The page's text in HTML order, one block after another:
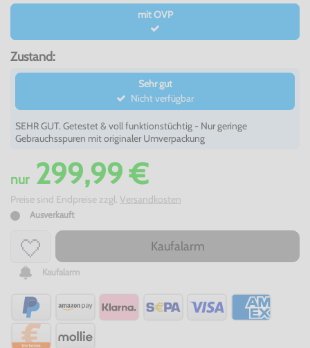
mit OVP
Zustand:
Sehr gut
Nicht verfügbar
SEHR GUT. Getestet & voll funktionstüchtig - Nur geringe
Gebrauchsspuren mit originaler Umverpackung
nur299,99 €
Preise sind Endpreise zzgl. Versandkosten
Ausverkauft
Kaufalarm
Kaufalarm